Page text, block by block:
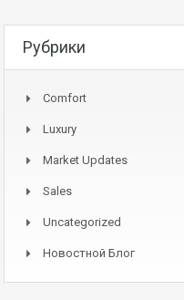
Рубрики
Comfort
Luxury
Market Updates
Sales
Uncategorized
Новостной Блог